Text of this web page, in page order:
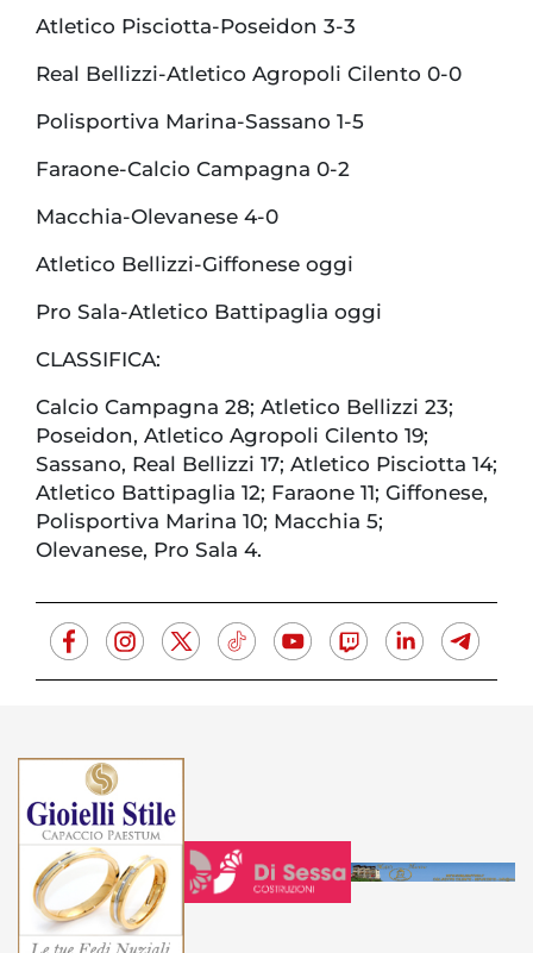
Atletico Pisciotta-Poseidon 3-3
Real Bellizzi-Atletico Agropoli Cilento 0-0
Polisportiva Marina-Sassano 1-5
Faraone-Calcio Campagna 0-2
Macchia-Olevanese 4-0
Atletico Bellizzi-Giffonese oggi
Pro Sala-Atletico Battipaglia oggi
CLASSIFICA:
Calcio Campagna 28; Atletico Bellizzi 23;
Poseidon, Atletico Agropoli Cilento 19;
Sassano, Real Bellizzi 17; Atletico Pisciotta 14;
Atletico Battipaglia 12; Faraone 11; Giffonese,
Polisportiva Marina 10; Macchia 5;
Olevanese, Pro Sala 4.